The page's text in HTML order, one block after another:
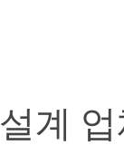
계